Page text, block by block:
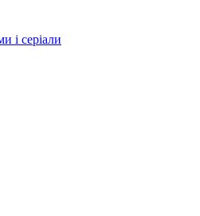
і серіали